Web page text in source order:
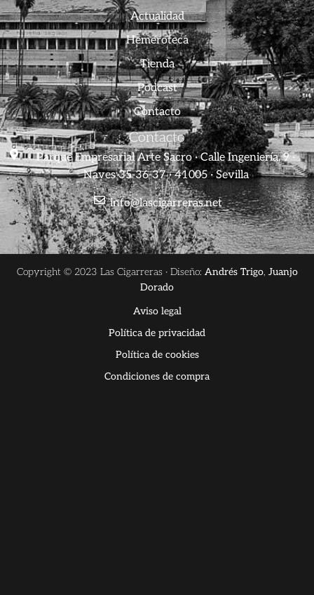
Actualidad
Hemeroteca
Tienda
Podcast
Contacto
Contacto
Parque Empresarial Arte Sacro · Calle Ingeniería, 9 ·
Naves 35-36-37 · 41005 · Sevilla
info@lascigarreras.net
Copyright © 2023 Las Cigarreras · Diseño: Andrés Trigo, Juanjo
Dorado
Aviso legal
Política de privacidad
Política de cookies
Condiciones de compra